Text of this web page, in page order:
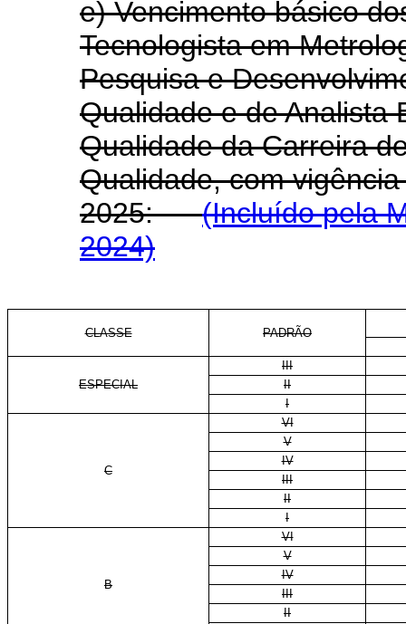
e) Vencimento básico
Tecnologista em
Pesquisa e
Qualidade e de Analista
Qualidade da Carreira
Qualidade, com
2025:(Incluído pela
2024)
CLASSE PADRÃO
ESPECIAL
III
II
I
C
VI
V
IV
III
II
I
B
VI
V
IV
III
II